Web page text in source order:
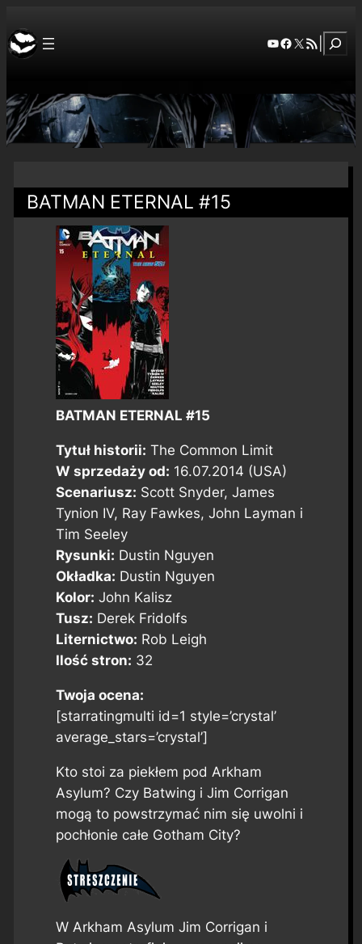
YouTube
Facebook
X RSS Feed
BATMAN ETERNAL #15
BATMAN ETERNAL #15
Tytuł historii: The Common Limit
W sprzedaży od: 16.07.2014 (USA)
Scenariusz: Scott Snyder, James
Tynion IV, Ray Fawkes, John Layman i
Tim Seeley
Rysunki: Dustin Nguyen
Okładka: Dustin Nguyen
Kolor: John Kalisz
Tusz: Derek Fridolfs
Liternictwo: Rob Leigh
Ilość stron: 32
Twoja ocena:
[starratingmulti id=1 style=’crystal’
average_stars=’crystal’]
Kto stoi za piekłem pod Arkham
Asylum? Czy Batwing i Jim Corrigan
mogą to powstrzymać nim się uwolni i
pochłonie całe Gotham City?
W Arkham Asylum Jim Corrigan i